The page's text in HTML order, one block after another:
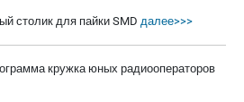
столик для пайки SMD далее>>>
кружка юных радиооператоров